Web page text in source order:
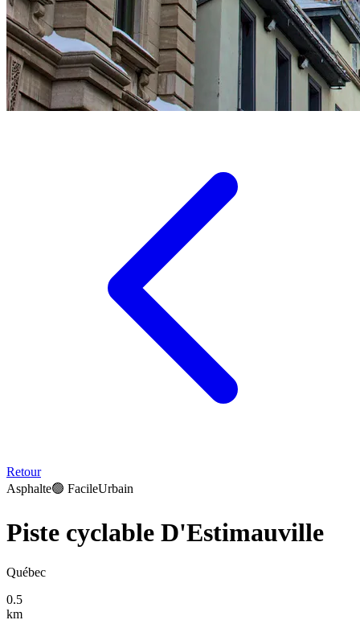
Retour
Asphalte🟢 FacileUrbain
Piste cyclable D'Estimauville
Québec
0.5
km